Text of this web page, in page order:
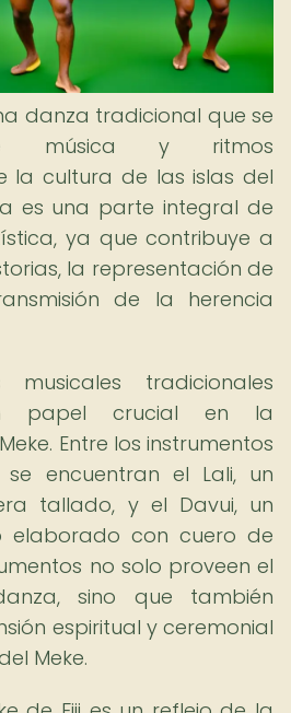
danza tradicional que se
música y ritmos
la cultura de las islas del
es una parte integral de
ya que contribuye a
la representación de
de la herencia
musicales tradicionales
papel crucial en la
Entre los instrumentos
encuentran el Lali, un
tallado, y el Davui, un
con cuero de
no solo proveen el
sino que también
espiritual y ceremonial
Meke.